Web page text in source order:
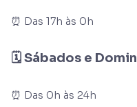
⏰ Das 17h às 0h
🗓 Sábados e
⏰ Das 0h às 24h